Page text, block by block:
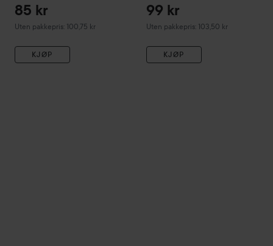
85 kr
Uten pakkepris: 100,75 kr
KJØP
99 kr
Uten pakkepris: 103,50 kr
KJØP